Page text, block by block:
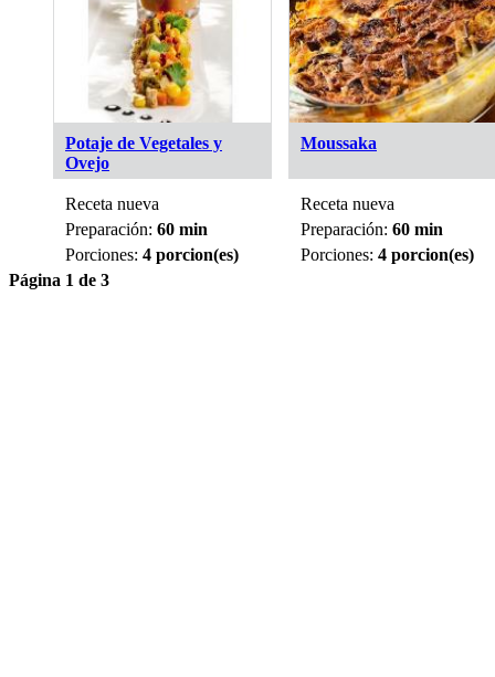
Potaje de Vegetales y
Ovejo
Receta nueva
Preparación: 60 min
Porciones: 4 porcion(es)
Moussaka
Receta nueva
Preparación: 60 min
Porciones: 4 porcion(es)
Página 1 de 3